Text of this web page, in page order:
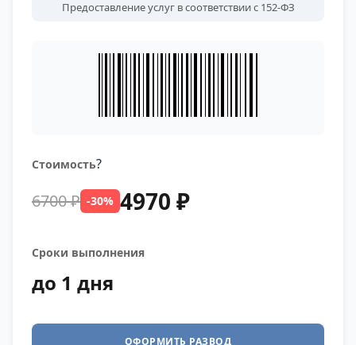
Предоставление услуг в соответствии с 152-ФЗ
Стоимость?
6700 ₽ -30% 4970 ₽
Сроки выполнения
до 1 дня
ОФОРМИТЬ РАЗВОД